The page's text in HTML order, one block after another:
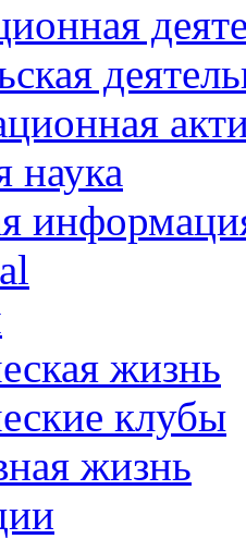
наука
жизнь
клубы
жизнь